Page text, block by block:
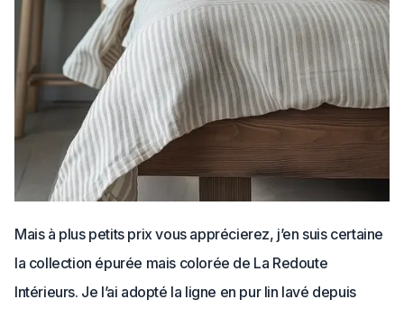
Mais à plus petits prix vous apprécierez, j’en suis certaine
la collection épurée mais colorée de La Redoute
Intérieurs. Je l’ai adopté la ligne en pur lin lavé depuis